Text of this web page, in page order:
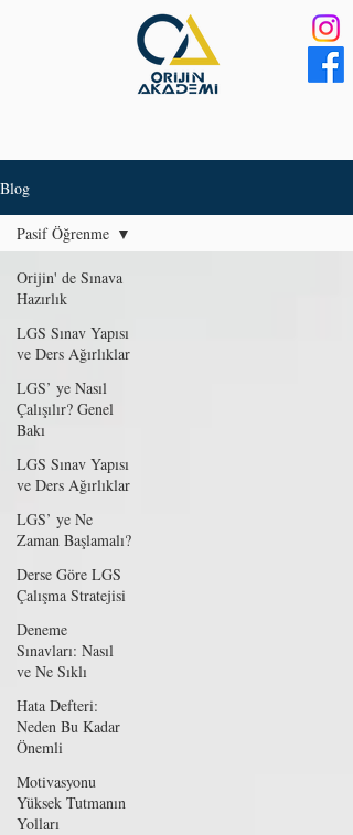
Blog
Orijin' de Sınava
Hazırlık
LGS Sınav Yapısı
ve Ders Ağırlıklar
LGS’ ye Nasıl
Çalışılır? Genel
Bakı
LGS Sınav Yapısı
ve Ders Ağırlıklar
LGS’ ye Ne
Zaman Başlamalı?
Derse Göre LGS
Çalışma Stratejisi
Deneme
Sınavları: Nasıl
ve Ne Sıklı
Hata Defteri:
Neden Bu Kadar
Önemli
Motivasyonu
Yüksek Tutmanın
Yolları
Pasif Öğrenme